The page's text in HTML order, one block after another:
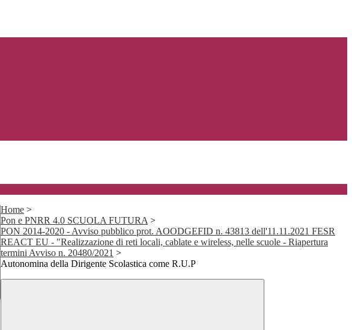
Home >
Pon e PNRR 4.0 SCUOLA FUTURA >
PON 2014-2020 - Avviso pubblico prot. AOODGEFID n. 43813 dell'11.11.2021 FESR
REACT EU - "Realizzazione di reti locali, cablate e wireless, nelle scuole - Riapertura
termini Avviso n. 20480/2021 >
Autonomina della Dirigente Scolastica come R.U.P